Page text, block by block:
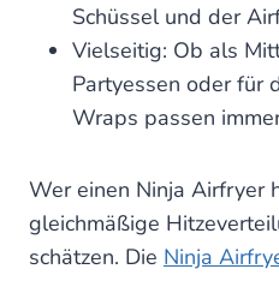
Schüssel und der
Vielseitig: Ob als
Partyessen oder für
Wraps passen
Wer einen Ninja Airfryer
gleichmäßige
schätzen. Die Ninja